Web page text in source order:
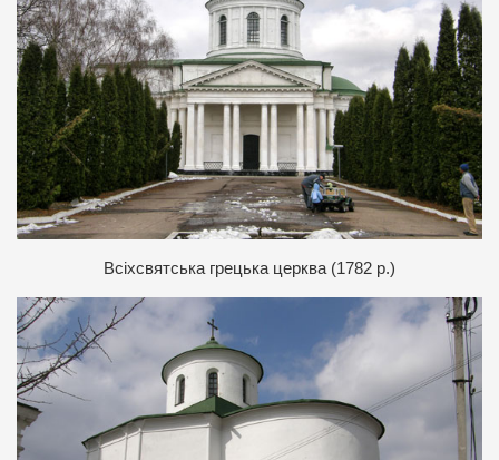
Всіхсвятська грецька церква (1782 р.)